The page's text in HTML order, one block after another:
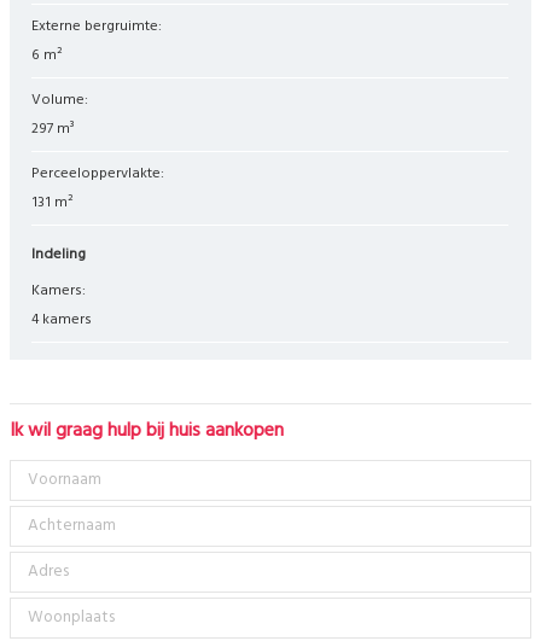
Externe bergruimte:
6 m²
Volume:
297 m³
Perceeloppervlakte:
131 m²
Indeling
Kamers:
4 kamers
Ik wil graag hulp bij huis aankopen